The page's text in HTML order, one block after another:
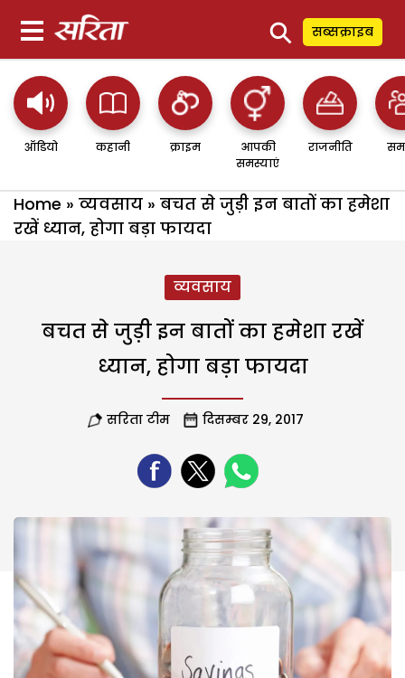
⚲ सब्सक्राइब
ऑडियो कहानी क्राइम
आपकी
समस्याएं
राजनीति
Home » व्यवसाय » बचत से जुड़ी इन बातों का हमेशा
रखें ध्यान, होगा बड़ा फायदा
व्यवसाय
बचत से जुड़ी इन बातों का हमेशा रखें
ध्यान, होगा बड़ा फायदा
सरिता टीम दिसम्बर 29, 2017